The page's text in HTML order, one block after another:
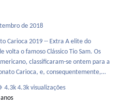
de 2018
-- Extra A elite do
o famoso Clássico Tio Sam. Os
classificaram-se ontem para a
Carioca, e, consequentemente,
A de 2019. As vagas vieram
o Sampaio Correia, no Giulite
derrotando o Audax no
4.3k visualizações